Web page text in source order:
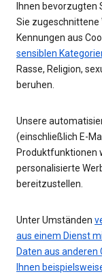
Ihnen bevorzugten
Sie zugeschnittene
Kennungen aus
sensiblen
Rasse, Religion,
beruhen.
Unsere
(einschließlich E-
Produktfunktionen
personalisierte
bereitzustellen.
Unter Umständen
aus einem Dienst
Daten aus anderen
Ihnen